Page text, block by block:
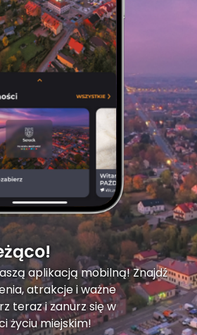
aplikacją mobilną! Znajdź
atrakcje i ważne
teraz i zanurz się w
życiu miejskim!